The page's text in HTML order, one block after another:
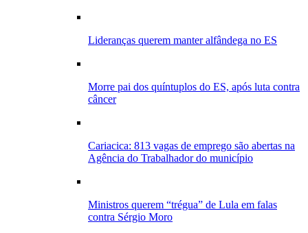
Lideranças querem manter alfândega no ES
Morre pai dos quíntuplos do ES, após luta contra
câncer
Cariacica: 813 vagas de emprego são abertas na
Agência do Trabalhador do município
Ministros querem “trégua” de Lula em falas
contra Sérgio Moro